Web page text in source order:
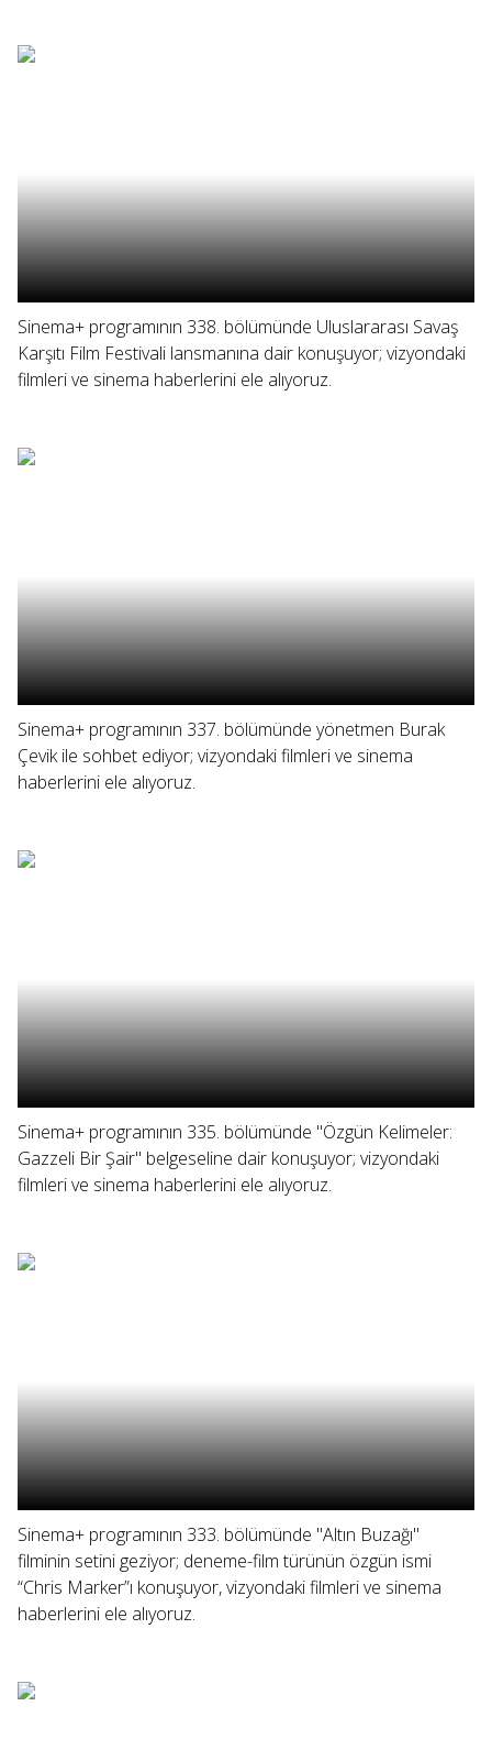
Sinema+ programının 338. bölümünde Uluslararası Savaş
Karşıtı Film Festivali lansmanına dair konuşuyor; vizyondaki
filmleri ve sinema haberlerini ele alıyoruz.
Sinema+ programının 337. bölümünde yönetmen Burak
Çevik ile sohbet ediyor; vizyondaki filmleri ve sinema
haberlerini ele alıyoruz.
Sinema+ programının 335. bölümünde "Özgün Kelimeler:
Gazzeli Bir Şair" belgeseline dair konuşuyor; vizyondaki
filmleri ve sinema haberlerini ele alıyoruz.
Sinema+ programının 333. bölümünde "Altın Buzağı"
filminin setini geziyor; deneme-film türünün özgün ismi
“Chris Marker”ı konuşuyor, vizyondaki filmleri ve sinema
haberlerini ele alıyoruz.